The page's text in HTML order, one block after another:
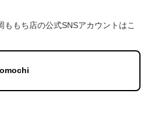
ももち店の公式SNSアカウントはこ